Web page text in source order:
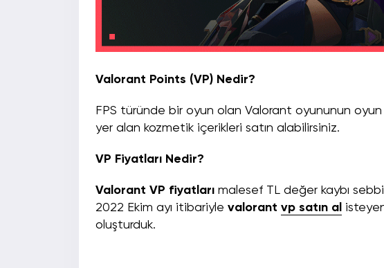
Valorant Points (VP) Nedir?
FPS türünde bir oyun olan Valorant oyununun
yer alan kozmetik içerikleri satın alabilirsiniz.
VP Fiyatları Nedir?
Valorant VP fiyatları malesef TL değer kaybı
2022 Ekim ayı itibariyle valorant vp satın al
oluşturduk.